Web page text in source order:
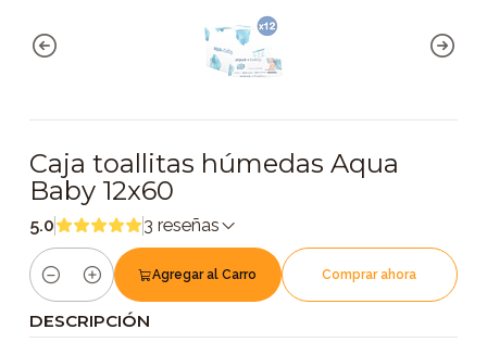
Caja toallitas húmedas Aqua
Baby 12x60
5.0 3 reseñas
Cantidad
Agregar al Carro Comprar ahora
DESCRIPCIÓN